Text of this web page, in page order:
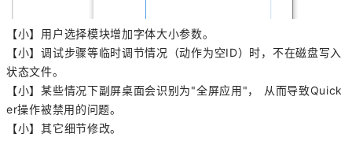
【小】用户选择模块增加字体大小参数。
【小】调试步骤等临时调节情况（动作为空ID）时，不在磁盘写入
状态文件。
【小】某些情况下副屏桌面会识别为"全屏应用"， 从而导致Quick
er操作被禁用的问题。
【小】其它细节修改。